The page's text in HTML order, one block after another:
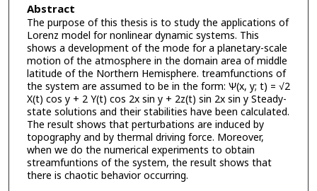
Abstract
The purpose of this thesis is to study the applications of
Lorenz model for nonlinear dynamic systems. This
shows a development of the mode for a planetary-scale
motion of the atmosphere in the domain area of middle
latitude of the Northern Hemisphere. treamfunctions of
the system are assumed to be in the form: Ѱ(x, y; t) = √2
X(t) cos y + 2 Y(t) cos 2x sin y + 2z(t) sin 2x sin y Steady-
state solutions and their stabilities have been calculated.
The result shows that perturbations are induced by
topography and by thermal driving force. Moreover,
when we do the numerical experiments to obtain
streamfuntions of the system, the result shows that
there is chaotic behavior occurring.